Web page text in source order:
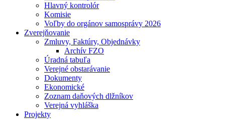
Hlavný kontrolór
Komisie
Voľby do orgánov samosprávy 2026
Zverejňovanie
Zmluvy, Faktúry, Objednávky
Archív FZO
Úradná tabuľa
Verejné obstarávanie
Dokumenty
Ekonomické
Zoznam daňových dlžníkov
Verejná vyhláška
Projekty